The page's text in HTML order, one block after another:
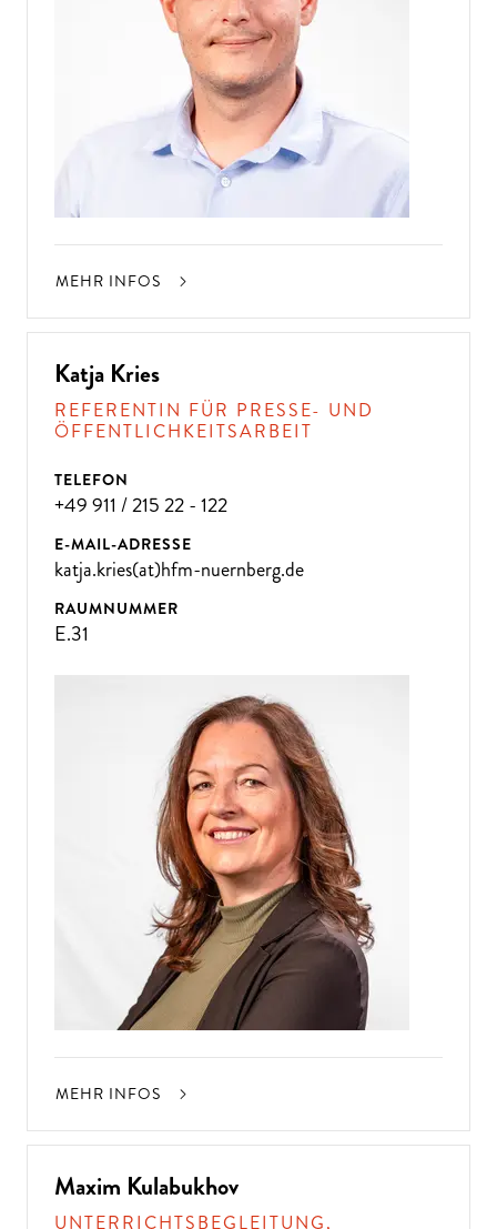
MEHR INFOS
Katja Kries
REFERENTIN FÜR PRESSE- UND
ÖFFENTLICHKEITSARBEIT
TELEFON
+49 911 / 215 22 - 122
E-MAIL-ADRESSE
katja.kries(at)hfm-nuernberg.de
RAUMNUMMER
E.31
MEHR INFOS
Maxim Kulabukhov
UNTERRICHTSBEGLEITUNG,